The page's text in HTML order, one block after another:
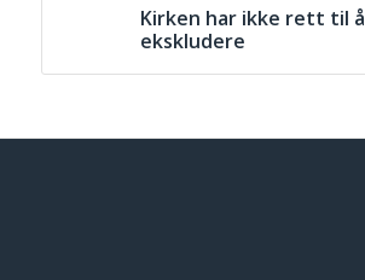
Kirken har ikke rett til å
ekskludere